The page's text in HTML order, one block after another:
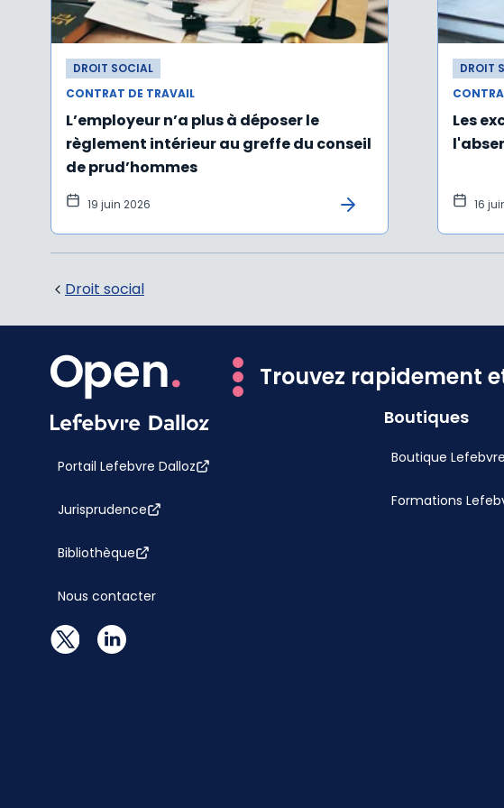
DROIT SOCIAL
CONTRAT DE TRAVAIL
L’employeur n’a plus à déposer le
règlement intérieur au greffe du conseil
de prud’hommes
19 juin 2026
DROIT
Les
16
Droit social
Trouvez rapidement
Portail Lefebvre Dalloz
Jurisprudence
Bibliothèque
Nous contacter
Boutiques
Boutique
Formations